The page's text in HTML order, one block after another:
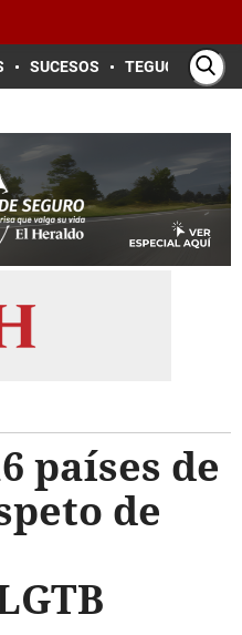
SUCESOS TEGUCIGALPA
países de
de